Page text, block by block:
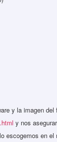
y la imagen
y nos
escogemos en el